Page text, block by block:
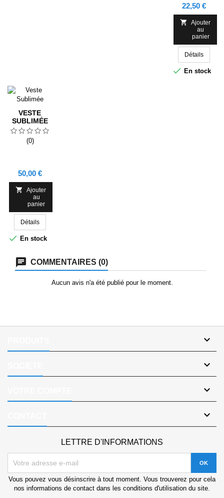
Prix
22,50 €

Ajouter
au
panier
Détails
 En stock
VESTE
SUBLIMÉE
(0)
Prix
50,00 €

Ajouter
au
panier
Détails
 En stock
COMMENTAIRES (0)
Aucun avis n'a été publié pour le moment.




LETTRE D'INFORMATIONS
Vous pouvez vous désinscrire à tout moment. Vous trouverez pour cela
nos informations de contact dans les conditions d'utilisation du site.